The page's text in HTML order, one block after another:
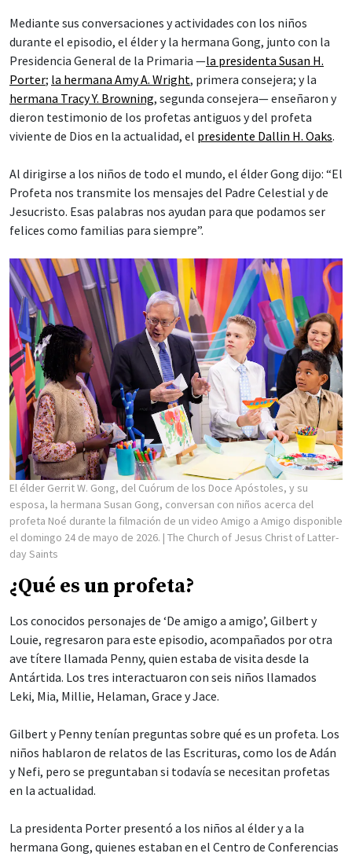
Mediante sus conversaciones y actividades con los niños
durante el episodio, el élder y la hermana Gong, junto con la
Presidencia General de la Primaria —la presidenta Susan H.
Porter; la hermana Amy A. Wright, primera consejera; y la
hermana Tracy Y. Browning, segunda consejera— enseñaron y
dieron testimonio de los profetas antiguos y del profeta
viviente de Dios en la actualidad, el presidente Dallin H. Oaks.
Al dirigirse a los niños de todo el mundo, el élder Gong dijo: “El
Profeta nos transmite los mensajes del Padre Celestial y de
Jesucristo. Esas palabras nos ayudan para que podamos ser
felices como familias para siempre”.
El élder Gerrit W. Gong, del Cuórum de los Doce Apóstoles, y su
esposa, la hermana Susan Gong, conversan con niños acerca del
profeta Noé durante la filmación de un video Amigo a Amigo disponible
el domingo 24 de mayo de 2026. | The Church of Jesus Christ of Latter-
day Saints
¿Qué es un profeta?
Los conocidos personajes de ‘De amigo a amigo’, Gilbert y
Louie, regresaron para este episodio, acompañados por otra
ave títere llamada Penny, quien estaba de visita desde la
Antártida. Los tres interactuaron con seis niños llamados
Leki, Mia, Millie, Helaman, Grace y Jace.
Gilbert y Penny tenían preguntas sobre qué es un profeta. Los
niños hablaron de relatos de las Escrituras, como los de Adán
y Nefi, pero se preguntaban si todavía se necesitan profetas
en la actualidad.
La presidenta Porter presentó a los niños al élder y a la
hermana Gong, quienes estaban en el Centro de Conferencias